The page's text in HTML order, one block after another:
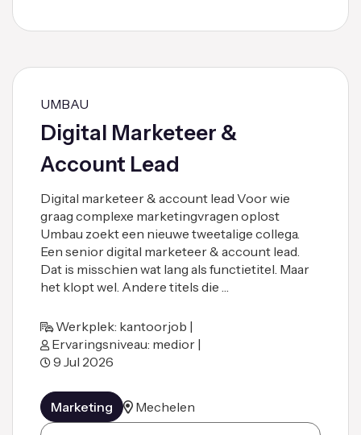
UMBAU
Digital Marketeer &
Account Lead
Digital marketeer & account lead Voor wie
graag complexe marketingvragen oplost
Umbau zoekt een nieuwe tweetalige collega.
Een senior digital marketeer & account lead.
Dat is misschien wat lang als functietitel. Maar
het klopt wel. Andere titels die …
Werkplek: kantoorjob |
Ervaringsniveau: medior |
9 Jul 2026
Marketing Mechelen